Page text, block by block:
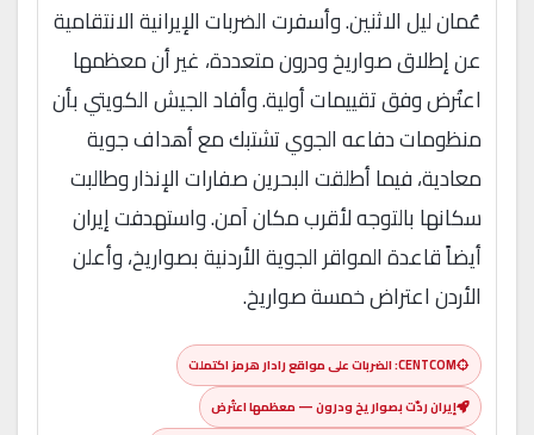
عُمان ليل الاثنين. وأسفرت الضربات الإيرانية الانتقامية
عن إطلاق صواريخ ودرون متعددة، غير أن معظمها
اعتُرض وفق تقييمات أولية. وأفاد الجيش الكويتي بأن
منظومات دفاعه الجوي تشتبك مع أهداف جوية
معادية، فيما أطلقت البحرين صفارات الإنذار وطالبت
سكانها بالتوجه لأقرب مكان آمن. واستهدفت إيران
أيضاً قاعدة المواقر الجوية الأردنية بصواريخ، وأعلن
الأردن اعتراض خمسة صواريخ.
CENTCOM: الضربات على مواقع رادار هرمز اكتملت
إيران ردّت بصواريخ ودرون — معظمها اعتُرض